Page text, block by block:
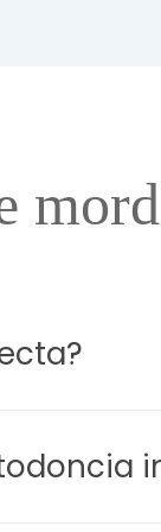
en contacto.